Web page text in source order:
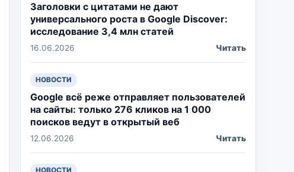
Заголовки с цитатами не дают
универсального роста в Google Discover:
исследование 3,4 млн статей
16.06.2026 Читать
НОВОСТИ
Google всё реже отправляет пользователей
на сайты: только 276 кликов на 1 000
поисков ведут в открытый веб
12.06.2026 Читать
НОВОСТИ